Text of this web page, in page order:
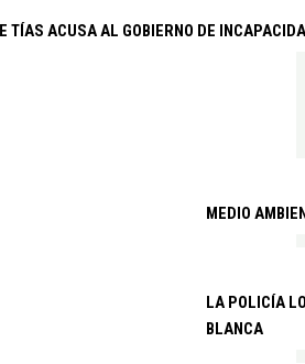
TÍAS ACUSA AL GOBIERNO DE
MEDIO
LA POLICÍA
BLANCA